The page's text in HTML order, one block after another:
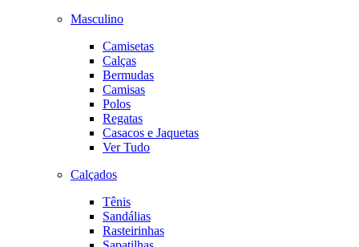
Masculino
Camisetas
Calças
Bermudas
Camisas
Polos
Regatas
Casacos e Jaquetas
Ver Tudo
Calçados
Tênis
Sandálias
Rasteirinhas